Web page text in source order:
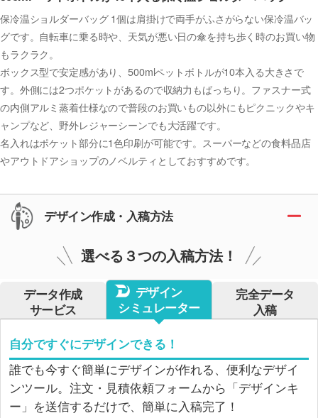
保冷温ショルダーバッグ 1個は肩掛けで両手がふさがらない保冷温バッ
グです。自転車に乗る時や、天気が悪い日の傘を持ち歩く時のお買い物
もラクラク。
ボックス型で安定感があり、500mlペットボトルが10本入る大きさで
す。外側には2つポケットがあるので収納力もばっちり。ファスナー式
の内側アルミ蒸着仕様なので普段のお買いもの以外にもピクニックやキ
ャンプなど、野外レジャーシーンでも大活躍です。
名入れはポケット部分に1色印刷が可能です。スーパーなどの食料品店
やアウトドアショップのノベルティとしておすすめです。
デザイン作成・入稿方法
選べる３つの入稿方法！
データ作成
サービス
デザイン
シミュレーター
完全データ
入稿
自分ですぐにデザインできる！
誰でも今すぐ簡単にデザインが作れる、便利なデザイ
ンツール。注文・見積依頼フォームから「デザインキ
ー」を送信するだけで、簡単に入稿完了！